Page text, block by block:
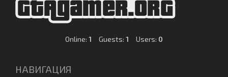
Online: 1 Guests: 1 Users: 0
НАВИГАЦИЯ